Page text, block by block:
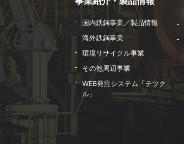
国内鉄鋼事業／製品情報
海外鉄鋼事業
環境リサイクル事業
その他周辺事業
WEB発注システム「テツク
ル」